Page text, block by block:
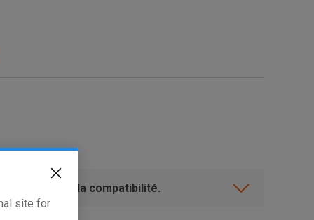
site for
Vérifiez la compatibilité.